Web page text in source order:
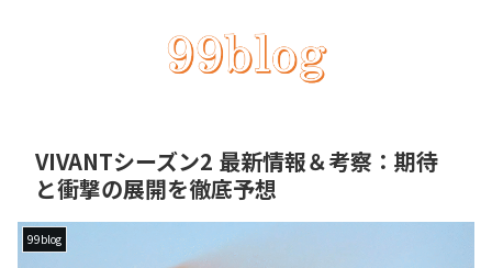
VIVANTシーズン2 最新情報＆考察：期待
と衝撃の展開を徹底予想
99blog